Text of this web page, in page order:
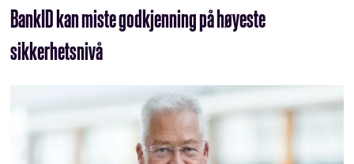
BankID kan miste godkjenning på høyeste
sikkerhetsnivå